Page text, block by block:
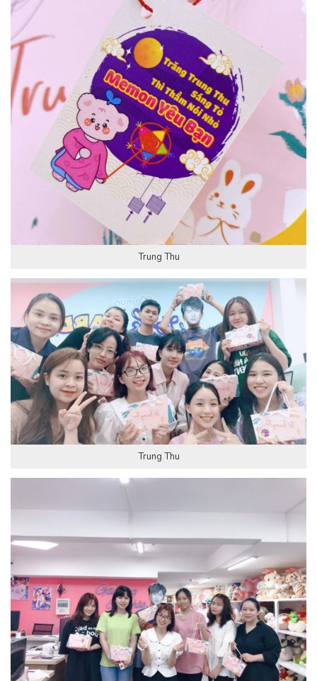
Trung Thu
Trung Thu